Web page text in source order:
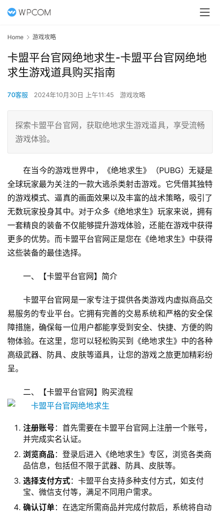
Home 游戏攻略
卡盟平台官网绝地求生-卡盟平台官网绝地
求生游戏道具购买指南
70客服 2024年10月30日 上午11:45 游戏攻略
探索卡盟平台官网，获取绝地求生游戏道具，享受流畅
游戏体验。
在当今的游戏世界中，《绝地求生》（PUBG）无疑是
全球玩家最为关注的一款大逃杀类射击游戏。它凭借其独特
的游戏模式、逼真的画面效果以及丰富的战术策略，吸引了
无数玩家投身其中。对于众多《绝地求生》玩家来说，拥有
一套精良的装备不仅能够提升游戏体验，还能在游戏中获得
更多的优势。而卡盟平台官网正是您在《绝地求生》中获得
这些装备的最佳选择。
一、【卡盟平台官网】简介
卡盟平台官网是一家专注于提供各类游戏内虚拟商品交
易服务的专业平台。它拥有完善的交易系统和严格的安全保
障措施，确保每一位用户都能享受到安全、快捷、方便的购
物体验。在这里，您可以轻松购买到《绝地求生》中的各种
高级武器、防具、皮肤等道具，让您的游戏之旅更加精彩纷
呈。
二、【卡盟平台官网】购买流程
注册账号 ：首先需要在卡盟平台官网上注册一个账号，
并完成实名认证。
浏览商品 ：登录后进入《绝地求生》专区，浏览各类商
品信息，包括但不限于武器、防具、皮肤等。
选择支付方式：卡盟平台支持多种支付方式，如支付
宝、微信支付等，满足不同用户需求。
确认订单：在选定所需商品并完成付款后，系统将自动